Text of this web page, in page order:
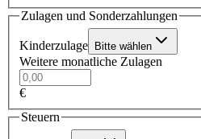
Zulagen und Sonderzahlungen
Kinderzulage Bitte wählen
Weitere monatliche Zulagen
€
Steuern